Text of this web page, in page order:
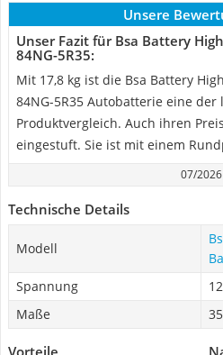
Unsere
Unser Fazit für Bsa Battery
84NG-5R35:
Mit 17,8 kg ist die Bsa Battery
84NG-5R35 Autobatterie eine
Produktvergleich. Auch ihren
eingestuft. Sie ist mit einem
07/2026
Technische Details
Modell
Spannung
Maße
Vorteile